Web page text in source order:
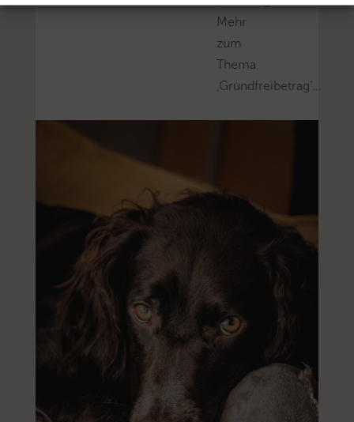
Mehr
zum
Thema
‚Grundfreibetrag’…